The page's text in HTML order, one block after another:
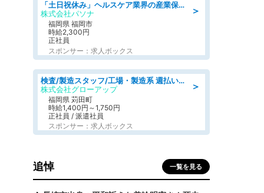
＞
「土日祝休み」ヘルスケア業界の産業保健師/高時給/未経験OK/要資格:保健師、正看護師
株式会社パソナ
福岡県 福岡市
時給2,300円
正社員
スポンサー：求人ボックス
＞
検査/製造スタッフ/工場・製造系 週払いOK 土日休み プラスチック製品組立 チェック
株式会社グローアップ
福岡県 苅田町
時給1,400円～1,750円
正社員 / 派遣社員
スポンサー：求人ボックス
追悼 一覧を見る